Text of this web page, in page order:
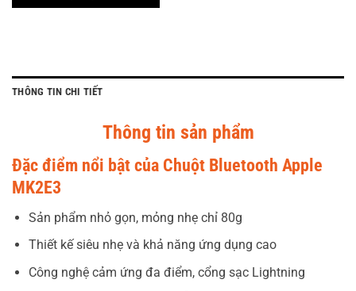
THÔNG TIN CHI TIẾT
Thông tin sản phẩm
Đặc điểm nổi bật của Chuột Bluetooth Apple
MK2E3
Sản phẩm nhỏ gọn, mỏng nhẹ chỉ 80g
Thiết kế siêu nhẹ và khả năng ứng dụng cao
Công nghệ cảm ứng đa điểm, cổng sạc Lightning